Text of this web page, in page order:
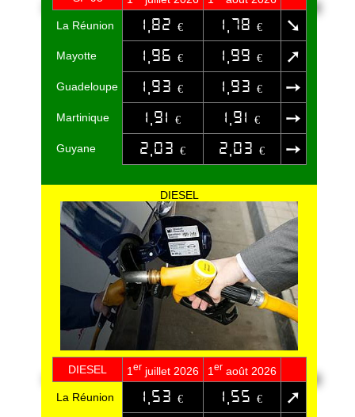
La Réunion 1,82 € 1,78 € ➘
Mayotte 1,96 € 1,99 € ➚
Guadeloupe 1,93 € 1,93 € ➙
Martinique 1,91 € 1,91 € ➙
Guyane 2,03 € 2,03 € ➙
DIESEL
DIESEL 1 er juillet 2026 1 er août 2026
La Réunion 1,53 € 1,55 € ➚